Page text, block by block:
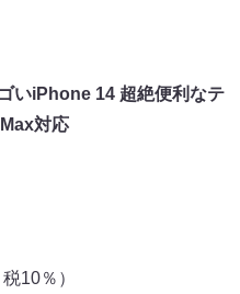
いiPhone 14 超絶便利なテ
対応
10％）